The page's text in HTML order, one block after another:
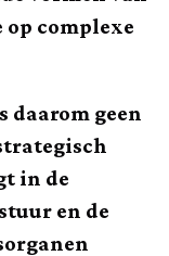
complexe
daarom geen
in de
en de